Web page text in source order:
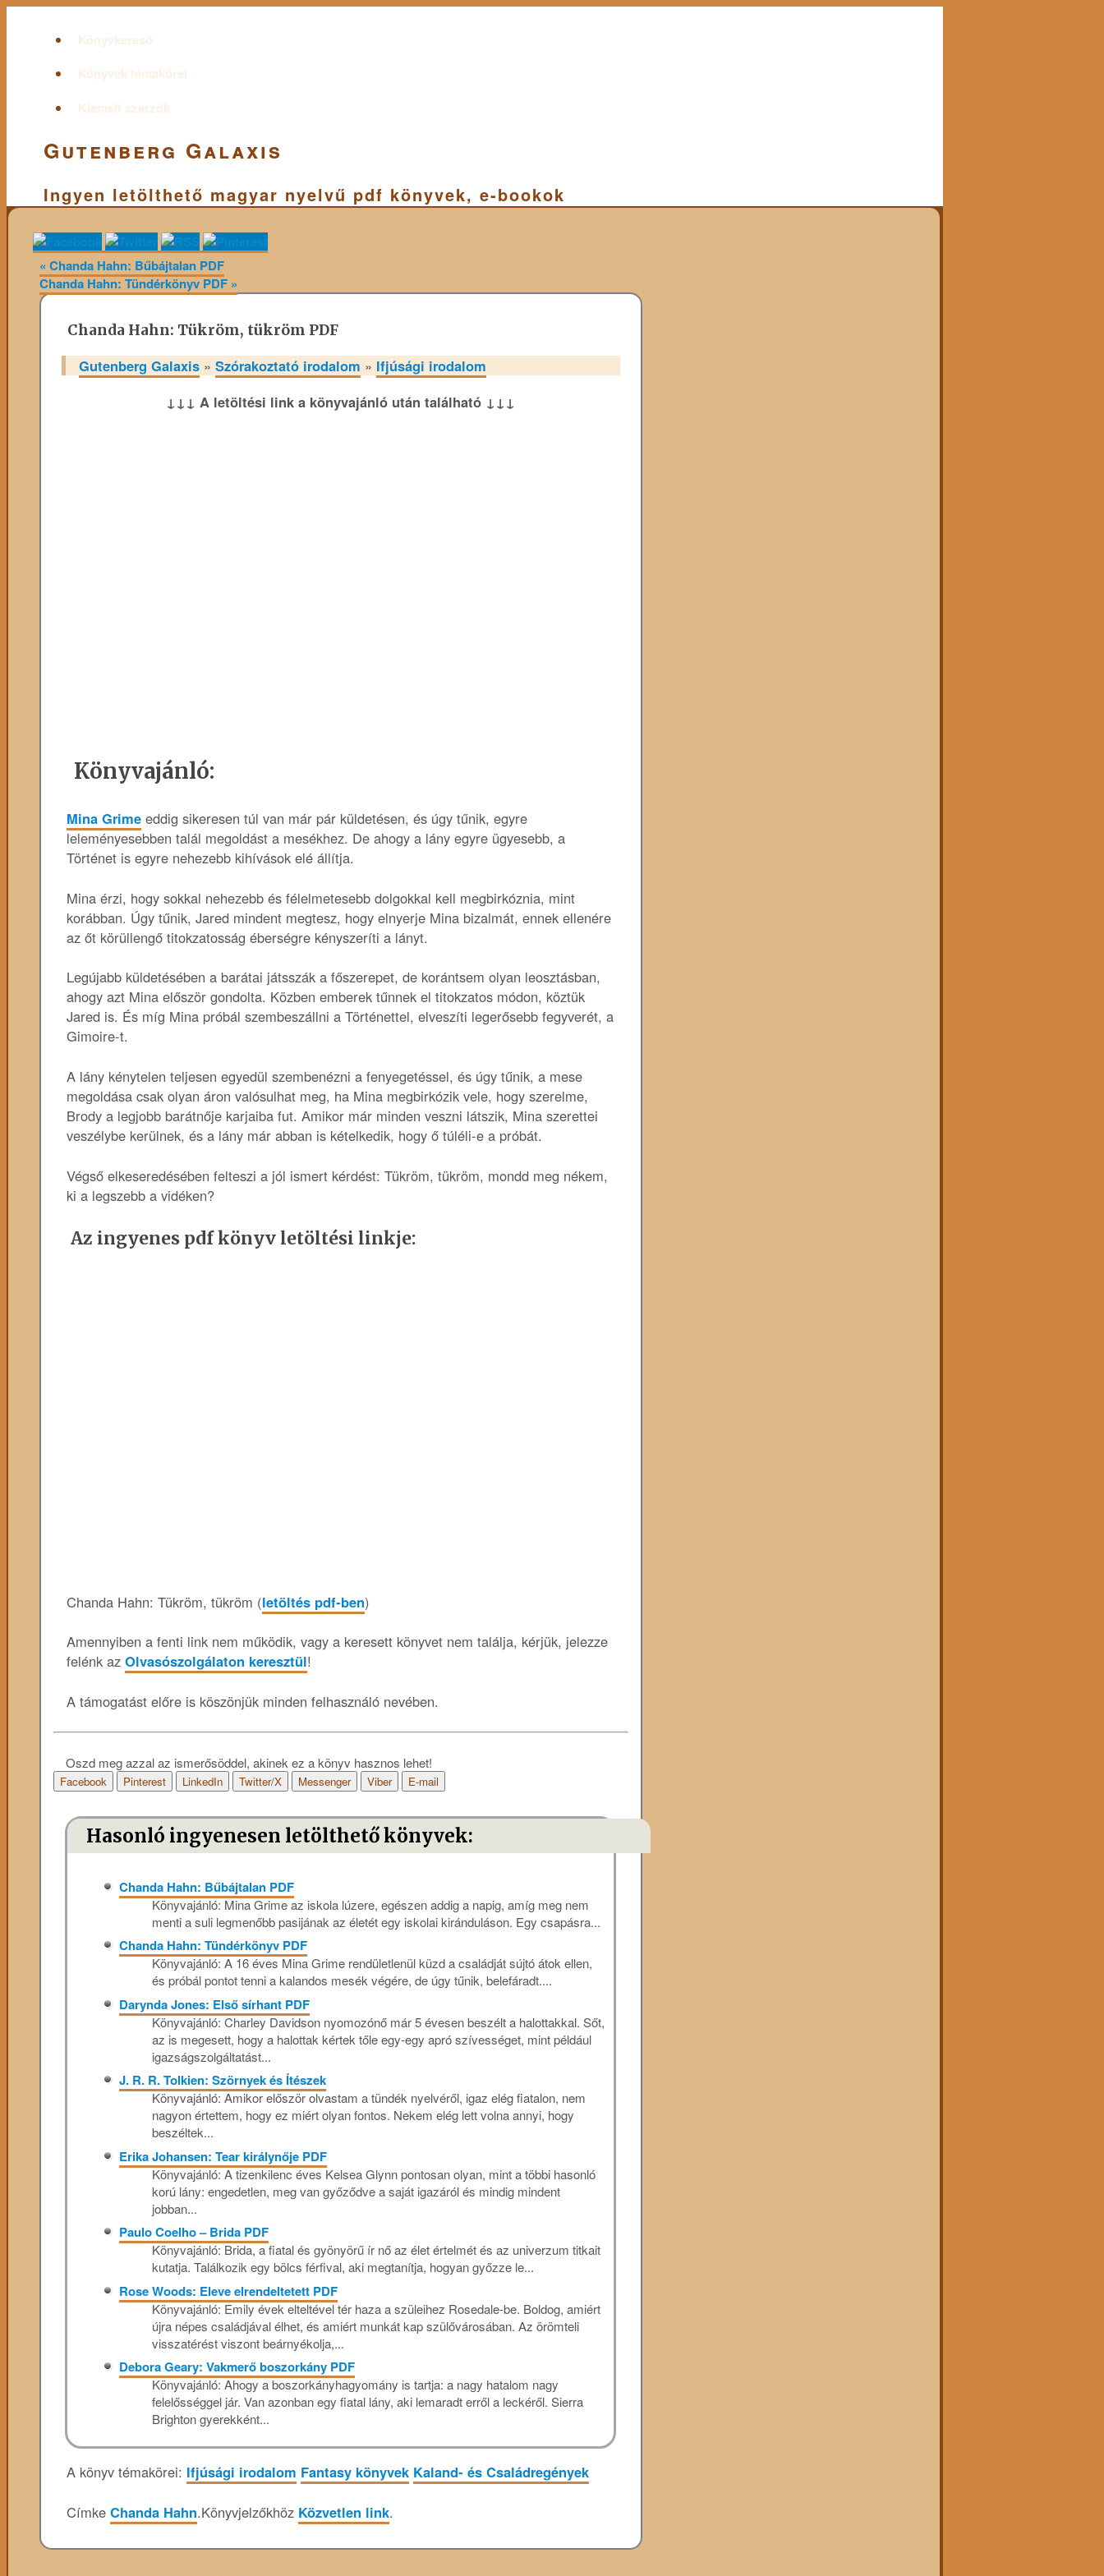
Könyvkereső
Könyvek témakörei
Kiemelt szerzők
Gutenberg Galaxis
Ingyen letölthető magyar nyelvű pdf könyvek, e-bookok
« Chanda Hahn: Bűbájtalan PDF
Chanda Hahn: Tündérkönyv PDF »
Chanda Hahn: Tükröm, tükröm PDF
Gutenberg Galaxis » Szórakoztató irodalom » Ifjúsági irodalom
↓↓↓ A letöltési link a könyvajánló után található ↓↓↓
Könyvajánló:
Mina ​Grime eddig sikeresen túl van már pár küldetésen, és úgy tűnik, egyre
leleményesebben talál megoldást a mesékhez. De ahogy a lány egyre ügyesebb, a
Történet is egyre nehezebb kihívások elé állítja.
Mina érzi, hogy sokkal nehezebb és félelmetesebb dolgokkal kell megbirkóznia, mint
korábban. Úgy tűnik, Jared mindent megtesz, hogy elnyerje Mina bizalmát, ennek ellenére
az őt körüllengő titokzatosság éberségre kényszeríti a lányt.
Legújabb küldetésében a barátai játsszák a főszerepet, de korántsem olyan leosztásban,
ahogy azt Mina először gondolta. Közben emberek tűnnek el titokzatos módon, köztük
Jared is. És míg Mina próbál szembeszállni a Történettel, elveszíti legerősebb fegyverét, a
Gimoire-t.
A lány kénytelen teljesen egyedül szembenézni a fenyegetéssel, és úgy tűnik, a mese
megoldása csak olyan áron valósulhat meg, ha Mina megbirkózik vele, hogy szerelme,
Brody a legjobb barátnője karjaiba fut. Amikor már minden veszni látszik, Mina szerettei
veszélybe kerülnek, és a lány már abban is kételkedik, hogy ő túléli-e a próbát.
Végső elkeseredésében felteszi a jól ismert kérdést: Tükröm, tükröm, mondd meg nékem,
ki a legszebb a vidéken?
Az ingyenes pdf könyv letöltési linkje:
Chanda Hahn: Tükröm, tükröm (letöltés pdf-ben)
Amennyiben a fenti link nem működik, vagy a keresett könyvet nem találja, kérjük, jelezze
felénk az Olvasószolgálaton keresztül!
A támogatást előre is köszönjük minden felhasználó nevében.
Oszd meg azzal az ismerősöddel, akinek ez a könyv hasznos lehet!
Facebook Pinterest LinkedIn Twitter/X Messenger Viber E-mail
Hasonló ingyenesen letölthető könyvek:
Chanda Hahn: Bűbájtalan PDF
Könyvajánló: Mina ​Grime az iskola lúzere, egészen addig a napig, amíg meg nem
menti a suli legmenőbb pasijának az életét egy iskolai kiránduláson. Egy csapásra...
Chanda Hahn: Tündérkönyv PDF
Könyvajánló: A 16 éves Mina Grime rendületlenül küzd a családját sújtó átok ellen,
és próbál pontot tenni a kalandos mesék végére, de úgy tűnik, belefáradt....
Darynda Jones: Első sírhant PDF
Könyvajánló: Charley Davidson nyomozónő már 5 évesen beszélt a halottakkal. Sőt,
az is megesett, hogy a halottak kértek tőle egy-egy apró szívességet, mint például
igazságszolgáltatást...
J. R. R. Tolkien: Szörnyek és Ítészek
Könyvajánló: Amikor először olvastam a tündék nyelvéről, igaz elég fiatalon, nem
nagyon értettem, hogy ez miért olyan fontos. Nekem elég lett volna annyi, hogy
beszéltek...
Erika Johansen: Tear ​királynője PDF
Könyvajánló: A tizenkilenc éves Kelsea Glynn pontosan olyan, mint a többi hasonló
korú lány: engedetlen, meg van győződve a saját igazáról és mindig mindent
jobban...
Paulo Coelho – Brida PDF
Könyvajánló: Brida, a fiatal és gyönyörű ír nő az élet értelmét és az univerzum titkait
kutatja. Találkozik egy bölcs férfival, aki megtanítja, hogyan győzze le...
Rose Woods: Eleve ​elrendeltetett PDF
Könyvajánló: Emily évek elteltével tér haza a szüleihez Rosedale-be. Boldog, amiért
újra népes családjával élhet, és amiért munkát kap szülővárosában. Az örömteli
visszatérést viszont beárnyékolja,...
Debora Geary: Vakmerő ​boszorkány PDF
Könyvajánló: Ahogy ​a boszorkányhagyomány is tartja: a nagy hatalom nagy
felelősséggel jár. Van azonban egy fiatal lány, aki lemaradt erről a leckéről. Sierra
Brighton gyerekként...
A könyv témakörei: Ifjúsági irodalom Fantasy könyvek Kaland- és Családregények
Címke Chanda Hahn.Könyvjelzőkhöz Közvetlen link.